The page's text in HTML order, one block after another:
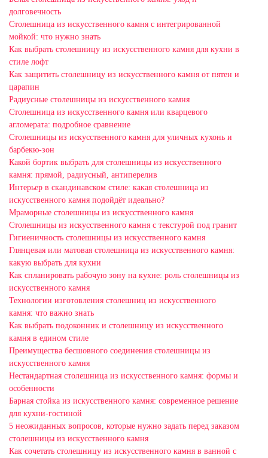
долговечность
Столешница из искусственного камня с интегрированной
мойкой: что нужно знать
Как выбрать столешницу из искусственного камня для кухни в
стиле лофт
Как защитить столешницу из искусственного камня от пятен и
царапин
Радиусные столешницы из искусственного камня
Столешница из искусственного камня или кварцевого
агломерата: подробное сравнение
Столешницы из искусственного камня для уличных кухонь и
барбекю-зон
Какой бортик выбрать для столешницы из искусственного
камня: прямой, радиусный, антиперелив
Интерьер в скандинавском стиле: какая столешница из
искусственного камня подойдёт идеально?
Мраморные столешницы из искусственного камня
Столешницы из искусственного камня с текстурой под гранит
Гигиеничность столешницы из искусственного камня
Глянцевая или матовая столешница из искусственного камня:
какую выбрать для кухни
Как спланировать рабочую зону на кухне: роль столешницы из
искусственного камня
Технологии изготовления столешниц из искусственного
камня: что важно знать
Как выбрать подоконник и столешницу из искусственного
камня в едином стиле
Преимущества бесшовного соединения столешницы из
искусственного камня
Нестандартная столешница из искусственного камня: формы и
особенности
Барная стойка из искусственного камня: современное решение
для кухни-гостиной
5 неожиданных вопросов, которые нужно задать перед заказом
столешницы из искусственного камня
Как сочетать столешницу из искусственного камня в ванной с